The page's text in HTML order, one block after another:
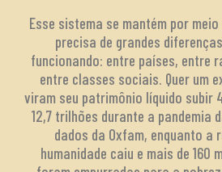
Esse sistema se mantém por
precisa de grandes
funcionando: entre países, entre
entre classes sociais. Quer um
viram seu patrimônio líquido subir
12,7 trilhões durante a pandemia
dados da Oxfam, enquanto a
humanidade caiu e mais de 160